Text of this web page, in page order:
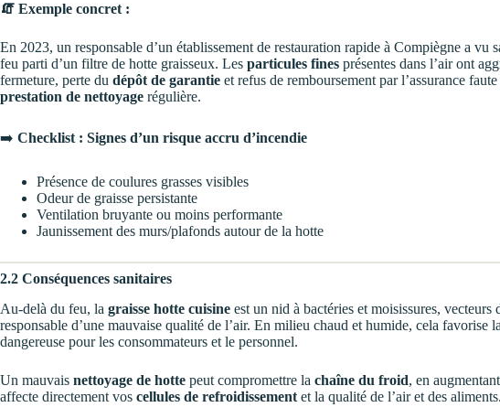
🧯 Exemple concret :
En 2023, un responsable d’un établissement de restauration rapide à Compiègne a vu
feu parti d’un filtre de hotte graisseux. Les particules fines présentes dans l’air ont
fermeture, perte du dépôt de garantie et refus de remboursement par l’assurance
prestation de nettoyage régulière.
➡️ Checklist : Signes d’un risque accru d’incendie
Présence de coulures grasses visibles
Odeur de graisse persistante
Ventilation bruyante ou moins performante
Jaunissement des murs/plafonds autour de la hotte
2.2 Conséquences sanitaires
Au-delà du feu, la graisse hotte cuisine est un nid à bactéries et moisissures, vecteurs
responsable d’une mauvaise qualité de l’air. En milieu chaud et humide, cela favorise la
dangereuse pour les consommateurs et le personnel.
Un mauvais nettoyage de hotte peut compromettre la chaîne du froid, en
affecte directement vos cellules de refroidissement et la qualité de l’air et des aliments.